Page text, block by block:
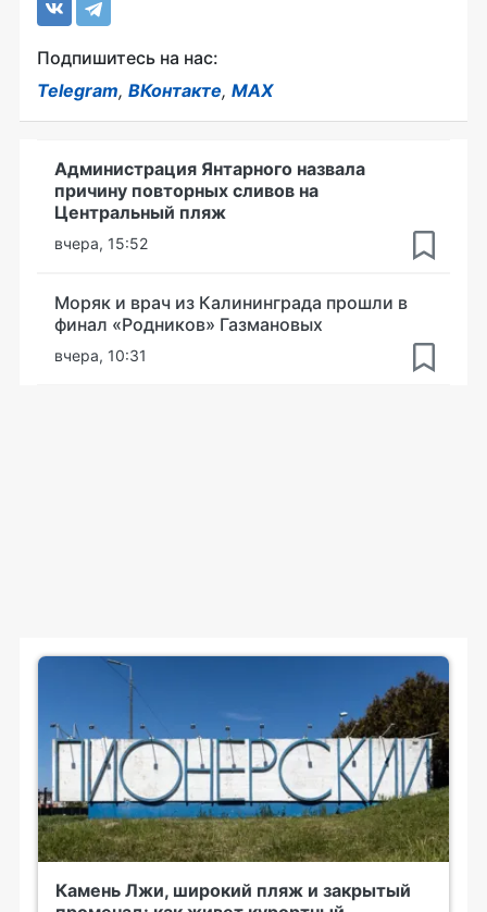
Подпишитесь на нас:
Telegram, ВКонтакте, MAX
Администрация Янтарного назвала
причину повторных сливов на
Центральный пляж
вчера, 15:52
Моряк и врач из Калининграда прошли в
финал «Родников» Газмановых
вчера, 10:31
Камень Лжи, широкий пляж и закрытый